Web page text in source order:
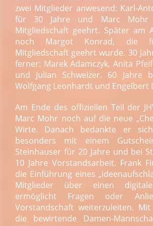
zwei Mitglieder anwesend: Karl-
für 30 Jahre und Marc Mohr
Mitgliedschaft geehrt. Später am
noch Margot Konrad, die
Mitgliedschaft geehrt wurde. 30
ferner: Marek Adamczyk, Anita
und Julian Schweizer. 60 Jahre
Wolfgang Leonhardt und Engelbert
Am Ende des offiziellen Teil der
Marc Mohr noch auf die neue
Wirte. Danach bedankte er
besonders mit einem
Steinhauser für 20 Jahre und bei
10 Jahre Vorstandsarbeit. Frank
die Einführung eines
Mitglieder über einen
ermöglicht Fragen oder
Vorstandschaft weiterzuleiten.
die bewirtende Damen-